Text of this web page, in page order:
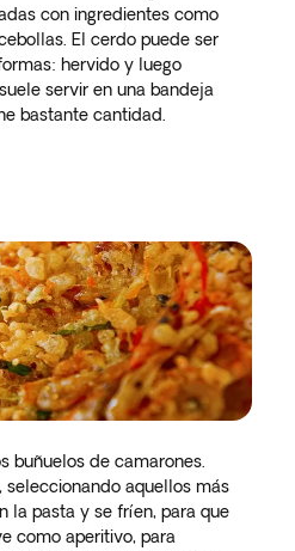
con ingredientes como
El cerdo puede ser
hervido y luego
servir en una bandeja
bastante cantidad.
buñuelos de camarones.
seleccionando aquellos más
la pasta y se fríen, para que
como aperitivo, para